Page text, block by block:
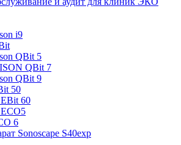
i9
QBit 5
QBit 7
QBit 9
50
60
6
Sonoscape S40exp